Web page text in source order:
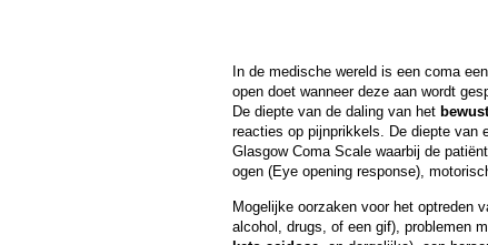
In de medische wereld is een coma
open doet wanneer deze aan wordt
De diepte van de daling van het
reacties op pijnprikkels. De diepte van
Glasgow Coma Scale waarbij de
ogen (Eye opening response),
Mogelijke oorzaken voor het optreden
alcohol, drugs, of een gif), problemen